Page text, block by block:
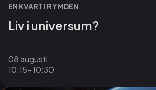
EN KVART I RYMDEN
Liv i universum?
08 augusti
10:15- 10:30